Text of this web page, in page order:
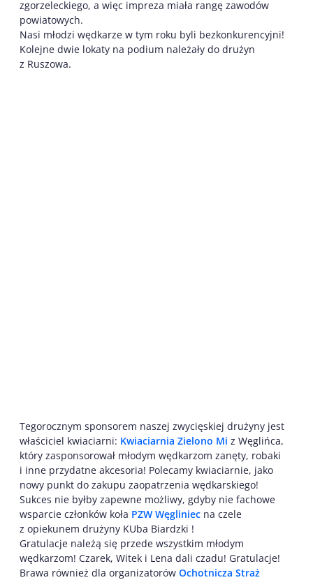
zgorzeleckiego, a więc impreza miała rangę zawodów
powiatowych.
Nasi młodzi wędkarze w tym roku byli bezkonkurencyjni!
Kolejne dwie lokaty na podium należały do drużyn
z Ruszowa.
Tegorocznym sponsorem naszej zwycięskiej drużyny jest
właściciel kwiaciarni: Kwiaciarnia Zielono Mi z Węglińca,
który zasponsorował młodym wędkarzom zanęty, robaki
i inne przydatne akcesoria! Polecamy kwiaciarnie, jako
nowy punkt do zakupu zaopatrzenia wędkarskiego!
Sukces nie byłby zapewne możliwy, gdyby nie fachowe
wsparcie członków koła PZW Węgliniec na czele
z opiekunem drużyny KUba Biardzki !
Gratulacje należą się przede wszystkim młodym
wędkarzom! Czarek, Witek i Lena dali czadu! Gratulacje!
Brawa również dla organizatorów Ochotnicza Straż